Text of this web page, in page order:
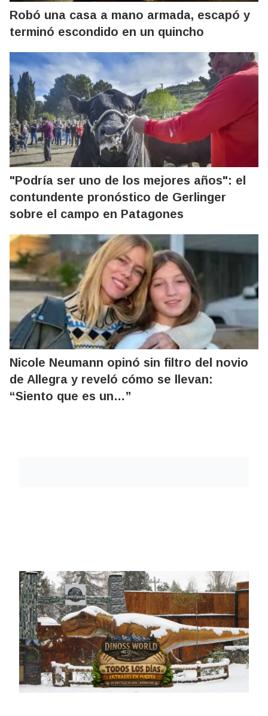
Robó una casa a mano armada, escapó y
terminó escondido en un quincho
"Podría ser uno de los mejores años": el
contundente pronóstico de Gerlinger
sobre el campo en Patagones
Nicole Neumann opinó sin filtro del novio
de Allegra y reveló cómo se llevan:
“Siento que es un…”